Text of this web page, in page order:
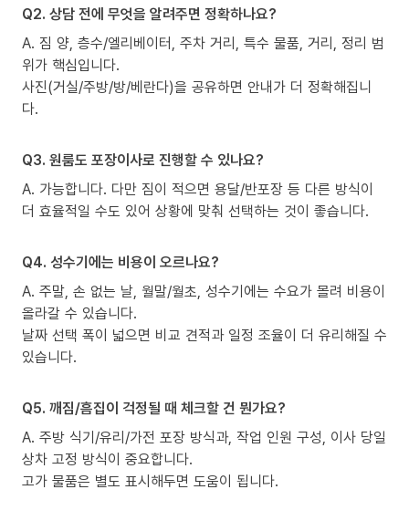
Q2. 상담 전에 무엇을 알려주면 정확하나요?
A. 짐 양, 층수/엘리베이터, 주차 거리, 특수 물품, 거리, 정리 범
위가 핵심입니다.
사진(거실/주방/방/베란다)을 공유하면 안내가 더 정확해집니
다.
Q3. 원룸도 포장이사로 진행할 수 있나요?
A. 가능합니다. 다만 짐이 적으면 용달/반포장 등 다른 방식이
더 효율적일 수도 있어 상황에 맞춰 선택하는 것이 좋습니다.
Q4. 성수기에는 비용이 오르나요?
A. 주말, 손 없는 날, 월말/월초, 성수기에는 수요가 몰려 비용이
올라갈 수 있습니다.
날짜 선택 폭이 넓으면 비교 견적과 일정 조율이 더 유리해질 수
있습니다.
Q5. 깨짐/흠집이 걱정될 때 체크할 건 뭔가요?
A. 주방 식기/유리/가전 포장 방식과, 작업 인원 구성, 이사 당일
상차 고정 방식이 중요합니다.
고가 물품은 별도 표시해두면 도움이 됩니다.